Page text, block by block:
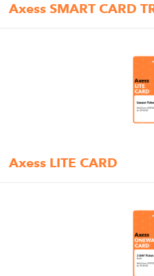
Axess SMART CARD
Axess LITE CARD